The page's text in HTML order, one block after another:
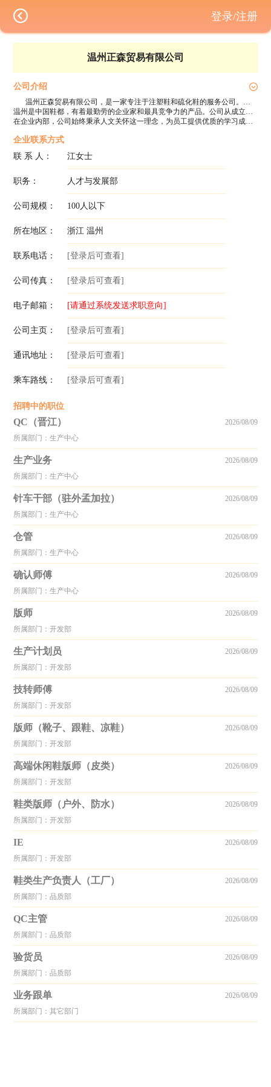
温州正森贸易有限公司
公司介绍
温州正森贸易有限公司，是一家专注于注塑鞋和硫化鞋的服务公司。公司秉承“为客户提供超期望的产品和服务”这一理念，为鞋类品牌客户提供设计、研发，生产及竞争力解决方案。
温州是中国鞋都，有着最勤劳的企业家和最具竞争力的产品。公司从成立之初就聚焦于将温州优质的产能，通过设计、研发与创新，助力客户的品牌价值更深入的为消费者熟知。通过做好一片“芝士”，将所处产业链这一段的价值做到极致，将正森的产品和服务推向更广泛的区域，助力更多有梦想的客户取得成功!
在企业内部，公司始终秉承人文关怀这一理念，为员工提供优质的学习成长平台。帮助员工在业务上取得业绩和精进，在精神上感受到尊重和平等，在思想上能够保留独立和自由。鼓励员工追求美好生活、激发员工创造意识是正森永远坚守的方向。
企业联系方式
联 系 人：
江女士
职务： 人才与发展部
公司规模： 100人以下
所在地区： 浙江 温州
联系电话： [登录后可查看]
公司传真： [登录后可查看]
电子邮箱： [请通过系统发送求职意向]
公司主页： [登录后可查看]
通讯地址： [登录后可查看]
乘车路线： [登录后可查看]
招聘中的职位
QC（晋江）
所属部门：生产中心
2026/08/09
生产业务
所属部门：生产中心
2026/08/09
针车干部（驻外孟加拉）
所属部门：生产中心
2026/08/09
仓管
所属部门：生产中心
2026/08/09
确认师傅
所属部门：生产中心
2026/08/09
版师
所属部门：开发部
2026/08/09
生产计划员
所属部门：开发部
2026/08/09
技转师傅
所属部门：开发部
2026/08/09
版师（靴子、跟鞋、凉鞋）
所属部门：开发部
2026/08/09
高端休闲鞋版师（皮类）
所属部门：开发部
2026/08/09
鞋类版师（户外、防水）
所属部门：开发部
2026/08/09
IE
所属部门：开发部
2026/08/09
鞋类生产负责人（工厂）
所属部门：品质部
2026/08/09
QC主管
所属部门：品质部
2026/08/09
验货员
所属部门：品质部
2026/08/09
业务跟单
所属部门：其它部门
2026/08/09
登录/注册